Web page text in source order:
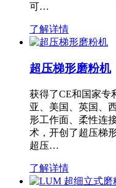
可…
了解详情
超压梯形磨粉机
获得了CE和国家专
亚、美国、英国、
形工作面、柔性连
术，开创了超压梯
超压…
了解详情